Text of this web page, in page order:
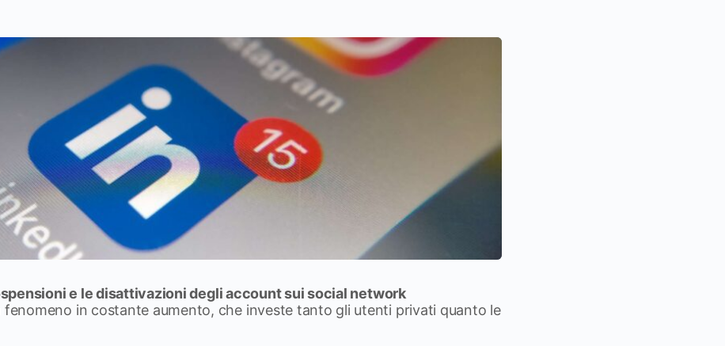
e le disattivazioni degli account sui social network
fenomeno in costante aumento, che investe tanto gli utenti privati quanto le